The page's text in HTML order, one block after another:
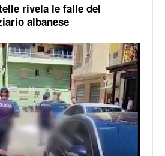
rivela le falle del
albanese